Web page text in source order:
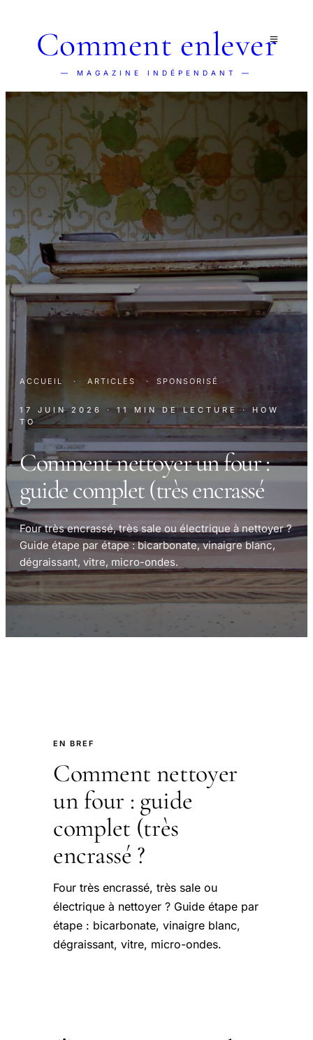
Comment enlever
— MAGAZINE INDÉPENDANT —
ACCUEIL · ARTICLES · SPONSORISÉ
17 JUIN 2026 · 11 MIN DE LECTURE · HOW
TO
Comment nettoyer un four :
guide complet (très encrassé
Four très encrassé, très sale ou électrique à nettoyer ?
Guide étape par étape : bicarbonate, vinaigre blanc,
dégraissant, vitre, micro-ondes.
EN BREF
Comment nettoyer
un four : guide
complet (très
encrassé ?
Four très encrassé, très sale ou
électrique à nettoyer ? Guide étape par
étape : bicarbonate, vinaigre blanc,
dégraissant, vitre, micro-ondes.